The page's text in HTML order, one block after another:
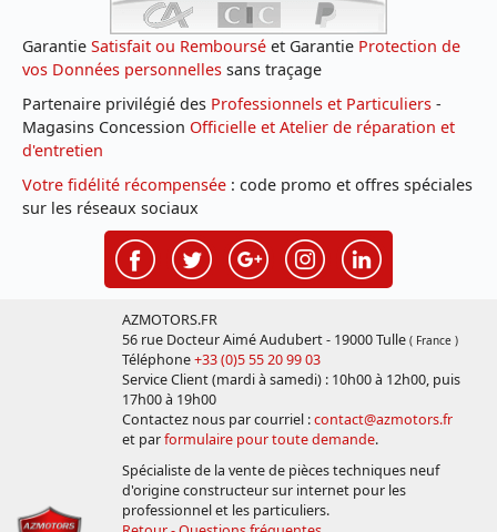
Garantie Satisfait ou Remboursé et Garantie Protection de
vos Données personnelles sans traçage
Partenaire privilégié des Professionnels et Particuliers -
Magasins Concession Officielle et Atelier de réparation et
d'entretien
Votre fidélité récompensée : code promo et offres spéciales
sur les réseaux sociaux
AZMOTORS.FR
56 rue Docteur Aimé Audubert - 19000 Tulle ( France )
Téléphone+33 (0)5 55 20 99 03
Service Client (mardi à samedi) : 10h00 à 12h00, puis
17h00 à 19h00
Contactez nous par courriel :contact@azmotors.fr
et parformulaire pour toute demande.
Spécialiste de la vente de pièces techniques neuf
d'origine constructeur sur internet pour les
professionnel et les particuliers.